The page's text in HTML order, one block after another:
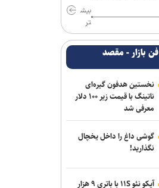
بیش
تر
فن بازار - مقصد
نخستین هدفون گیره‌ای
ناتینگ با قیمت زیر ۱۰۰ دلار
معرفی شد
گوشی داغ را داخل یخچال
نگذارید!
آیکو نئو ۱۱S با باتری ۹ هزار